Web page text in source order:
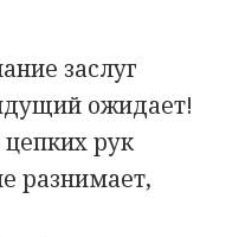
заслуг
ожидает!
цепких рук
разнимает,